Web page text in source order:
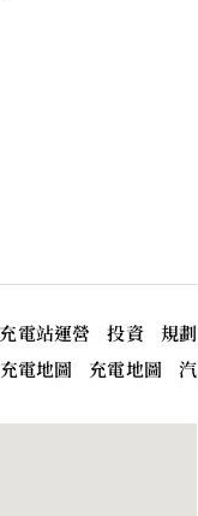
電站運營 投資 規劃
電地圖 充電地圖 汽